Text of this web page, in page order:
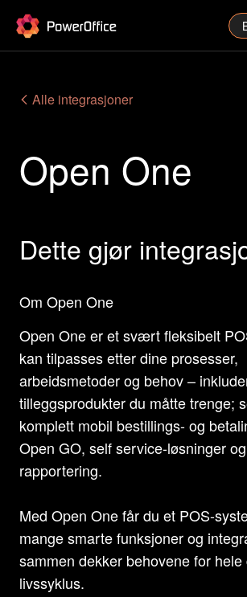
PowerOffice
Funksjoner
Priser
Våre partnere
Om oss
Support
Logg inn
Alle integrasjoner
Open One
Dette gjør
Om Open One
Open One er et svært fleksibelt
kan tilpasses etter dine prosesser,
arbeidsmetoder og behov –
tilleggsprodukter du måtte trenge;
komplett mobil bestillings- og
Open GO, self service-løsninger
rapportering.
Med Open One får du et POS-
mange smarte funksjoner og
sammen dekker behovene for
livssyklus.